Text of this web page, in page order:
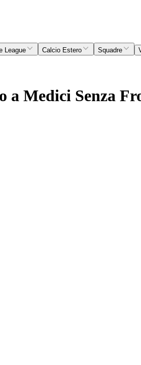
League Calcio Estero Squadre
a Medici Senza